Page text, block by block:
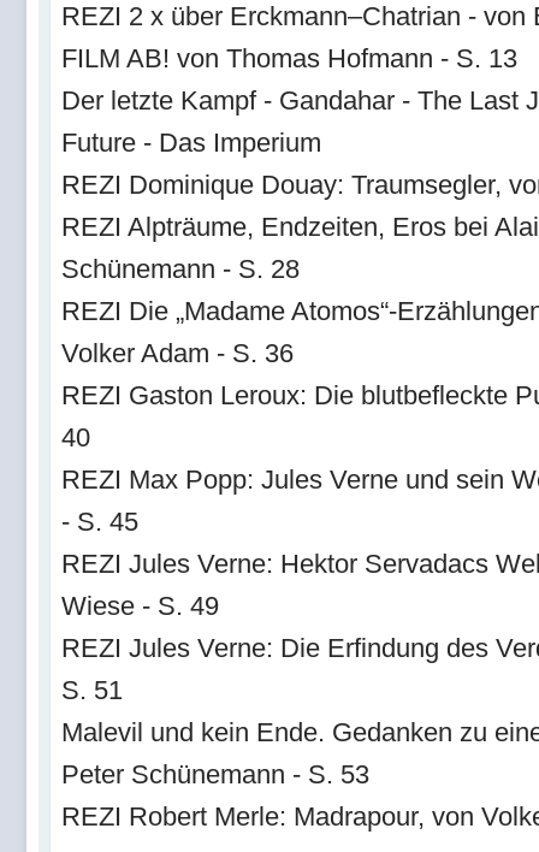
REZI 2 x über Erckmann–Chatrian - von
FILM AB! von Thomas Hofmann - S. 13
Der letzte Kampf - Gandahar - The Last
Future - Das Imperium
REZI Dominique Douay: Traumsegler,
REZI Alpträume, Endzeiten, Eros bei
Schünemann - S. 28
REZI Die „Madame Atomos“-
Volker Adam - S. 36
REZI Gaston Leroux: Die blutbefleckte
40
REZI Max Popp: Jules Verne und sein
- S. 45
REZI Jules Verne: Hektor Servadacs
Wiese - S. 49
REZI Jules Verne: Die Erfindung des
S. 51
Malevil und kein Ende. Gedanken zu
Peter Schünemann - S. 53
REZI Robert Merle: Madrapour, von